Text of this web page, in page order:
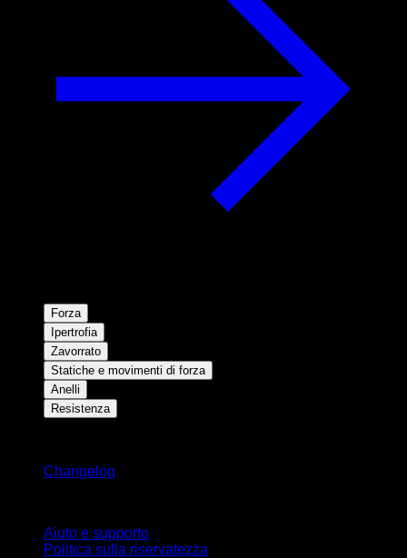
Forza
Ipertrofia
Zavorrato
Statiche e movimenti di forza
Anelli
Resistenza
Changelog
Aiuto e supporto
Politica sulla riservatezza